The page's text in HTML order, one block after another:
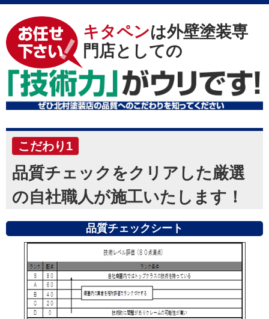
キタペンは外壁塗装専
門店としての
こだわり1
品質チェックをクリアした厳選
の自社職人が施工いたします！
品質チェックシート